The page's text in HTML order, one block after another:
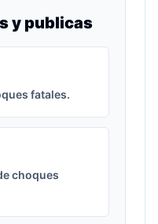
y publicas
fatales.
choques